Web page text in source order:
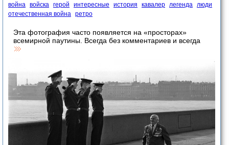
война войска герой интересные история кавалер легенда люди
отечественная война ретро
Эта фотография часто появляется на «просторах»
всемирной паутины. Всегда без комментариев и всегда